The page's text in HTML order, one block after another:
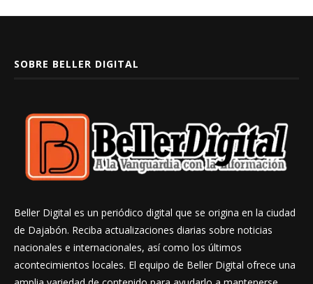
SOBRE BELLER DIGITAL
Beller Digital es un periódico digital que se origina en la ciudad
de Dajabón. Reciba actualizaciones diarias sobre noticias
nacionales e internacionales, así como los últimos
acontecimientos locales. El equipo de Beller Digital ofrece una